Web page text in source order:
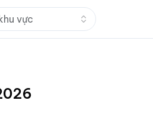
vực Nhấn để